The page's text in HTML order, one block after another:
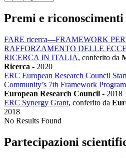
Premi e riconoscimenti
FARE ricerca—FRAMEWORK
RAFFORZAMENTO DELLE
RICERCA IN ITALIA, conferito da
Ricerca - 2020
ERC European Research Council
Community’s 7th Framework
European Research Council - 2018
ERC Synergy Grant, conferito da
2018
No Results Found
Partecipazioni